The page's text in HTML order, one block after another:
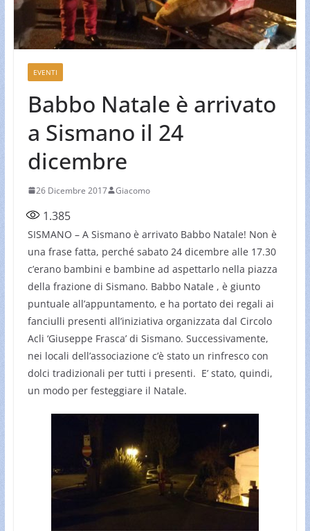
EVENTI
Babbo Natale è arrivato
a Sismano il 24
dicembre
26 Dicembre 2017 Giacomo
1.385
SISMANO – A Sismano è arrivato Babbo Natale! Non è
una frase fatta, perché sabato 24 dicembre alle 17.30
c’erano bambini e bambine ad aspettarlo nella piazza
della frazione di Sismano. Babbo Natale , è giunto
puntuale all’appuntamento, e ha portato dei regali ai
fanciulli presenti all’iniziativa organizzata dal Circolo
Acli ‘Giuseppe Frasca’ di Sismano. Successivamente,
nei locali dell’associazione c’è stato un rinfresco con
dolci tradizionali per tutti i presenti. E’ stato, quindi,
un modo per festeggiare il Natale.